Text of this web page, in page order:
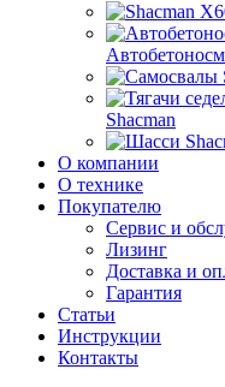
Shacman
О компании
О технике
Покупателю
Сервис и
Лизинг
Доставка и
Гарантия
Статьи
Инструкции
Контакты